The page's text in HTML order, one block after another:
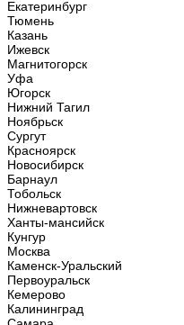
Екатеринбург
Тюмень
Казань
Ижевск
Магнитогорск
Уфа
Югорск
Нижний Тагил
Ноябрьск
Сургут
Красноярск
Новосибирск
Барнаул
Тобольск
Нижневартовск
Ханты-мансийск
Кунгур
Москва
Каменск-Уральский
Первоуральск
Кемерово
Калининград